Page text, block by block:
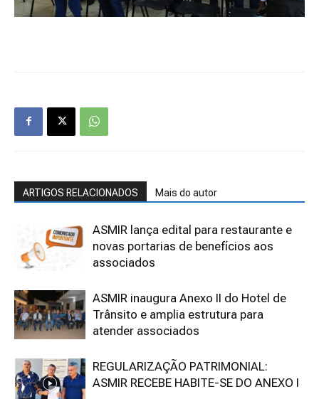
ARTIGOS RELACIONADOS Mais do autor
ASMIR lança edital para restaurante e
novas portarias de benefícios aos
associados
ASMIR inaugura Anexo II do Hotel de
Trânsito e amplia estrutura para
atender associados
REGULARIZAÇÃO PATRIMONIAL:
ASMIR RECEBE HABITE-SE DO ANEXO I